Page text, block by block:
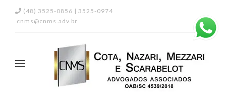
(48) 3525-0856 | 3525-0974
cnms@cnms.adv.br